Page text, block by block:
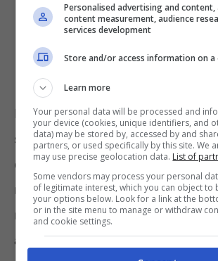
Novembre 2012, luglio 2016 e
sono le tre date più importanti
del BTC e delle criptovalute.
rappresentano infatti i tre più
rialzisti che hanno dato prestigio
al BTC fino a oggi.
Personalised advertising and
content measurement, audience
services development
Store and/or access information on a
Learn more
Your personal data will be processed and
your device (cookies, unique identifiers, and
data) may be stored by, accessed by and
partners, or used specifically by this site. We
may use precise geolocation data. List of
Some vendors may process your personal
of legitimate interest, which you can object to
your options below. Look for a link at the
or in the site menu to manage or withdraw
and cookie settings.